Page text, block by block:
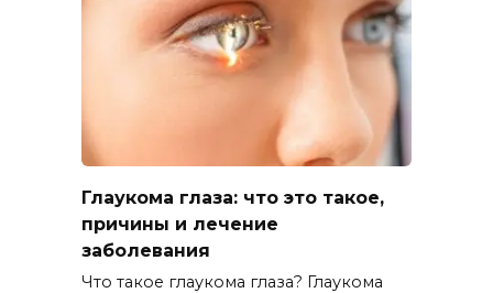
Глаукома глаза: что это такое,
причины и лечение
заболевания
Что такое глаукома глаза? Глаукома